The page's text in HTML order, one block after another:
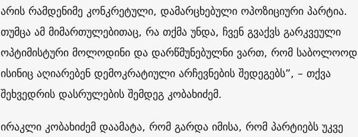
არის რამდენიმე კონკრეტული, დამარცხებული ოპოზიციური პარტია.
თუმცა ამ მიმართულებითაც, რა თქმა უნდა, ჩვენ გვაქვს გარკვეული
ოპტიმისტური მოლოდინი და დარწმუნებულნი ვართ, რომ საბოლოოდ
ისინიც აღიარებენ დემოკრატიული არჩევნების შედეგებს”, – თქვა
შეხვედრის დასრულების შემდეგ კობახიძემ.
ირაკლი კობახიძემ დაამატა, რომ გარდა იმისა, რომ პარტიებს უკვე